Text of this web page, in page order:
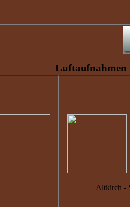
Luftaufnahmen
Altkirch -